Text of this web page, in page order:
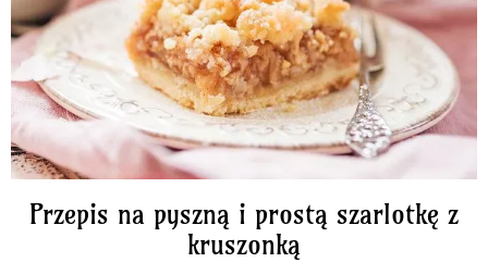
Przetwory
Posiłki
Zdrowo i fit
Przepis na pyszną i prostą szarlotkę z
kruszonką